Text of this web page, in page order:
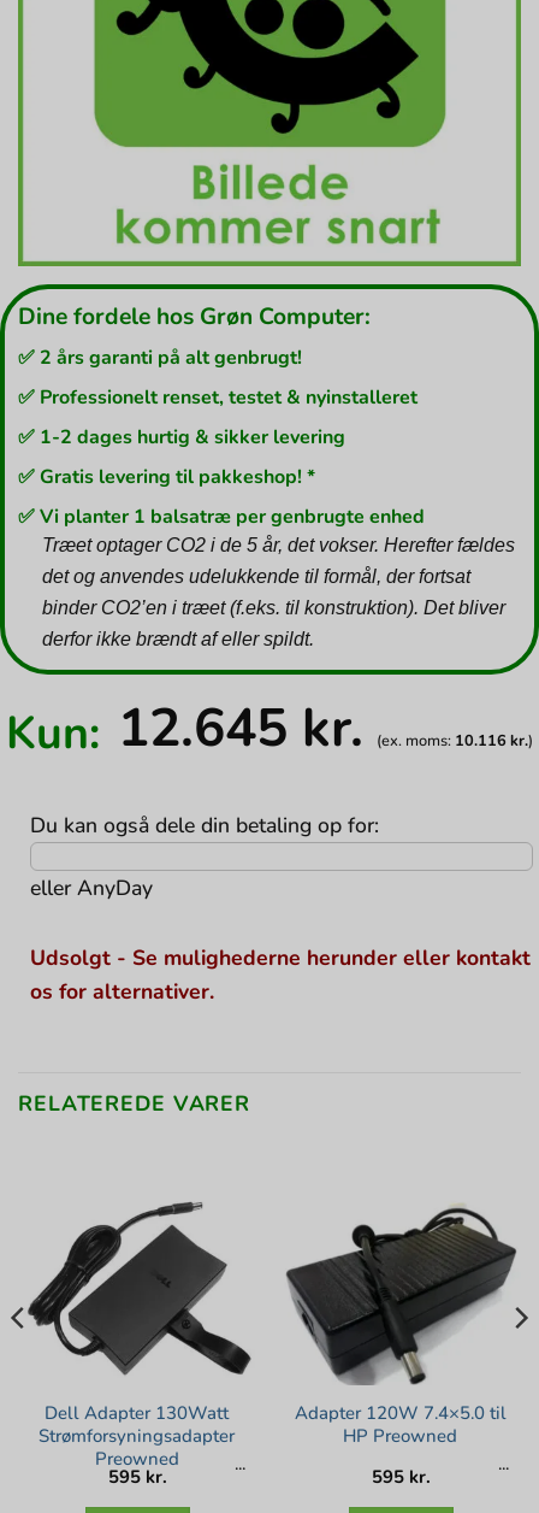
Dine fordele hos Grøn Computer:
✅ 2 års garanti på alt genbrugt!
✅ Professionelt renset, testet & nyinstalleret
✅ 1-2 dages hurtig & sikker levering
✅ Gratis levering til pakkeshop! *
✅ Vi planter 1 balsatræ per genbrugte enhed
Træet optager CO2 i de 5 år, det vokser. Herefter fældes
det og anvendes udelukkende til formål, der fortsat
binder CO2’en i træet (f.eks. til konstruktion). Det bliver
derfor ikke brændt af eller spildt.
Kun: 12.645 kr. (ex. moms: 10.116 kr.)
Du kan også dele din betaling op for:
ellerAnyDay
Udsolgt - Se mulighederne herunder eller kontakt
os for alternativer.
RELATEREDE VARER
Dell Adapter 130Watt
Strømforsyningsadapter
Preowned
595 kr.
Adapter 120W 7.4×5.0 til
HP Preowned
595 kr.